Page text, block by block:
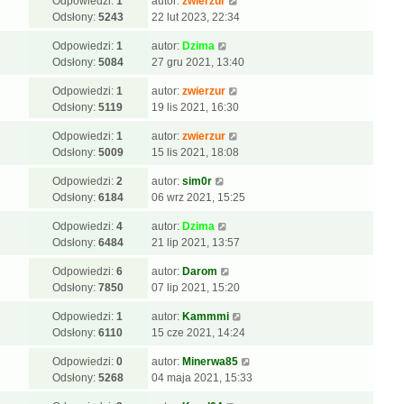
Odsłony: 5243
22 lut 2023, 22:34
Odpowiedzi:1
Odsłony: 5084
autor: Dzima
27 gru 2021, 13:40
Odpowiedzi:1
Odsłony:5119
autor: zwierzur
19 lis 2021, 16:30
Odpowiedzi:1
Odsłony: 5009
autor: zwierzur
15 lis 2021, 18:08
Odpowiedzi:2
Odsłony: 6184
autor: sim0r
06 wrz 2021, 15:25
Odpowiedzi:4
Odsłony: 6484
autor: Dzima
21 lip 2021, 13:57
Odpowiedzi:6
Odsłony: 7850
autor: Darom
07 lip 2021, 15:20
Odpowiedzi:1
Odsłony:6110
autor: Kammmi
15 cze 2021, 14:24
Odpowiedzi:0
Odsłony: 5268
autor: Minerwa85
04 maja 2021, 15:33